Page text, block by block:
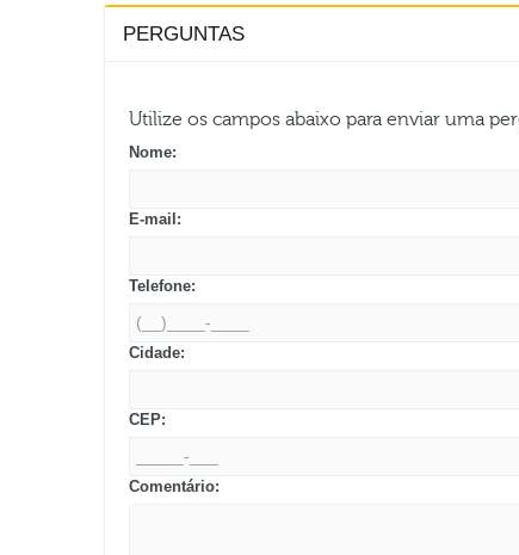
PERGUNTAS
Utilize os campos abaixo para enviar uma
Nome:
E-mail:
Telefone:
Cidade:
CEP:
Comentário: